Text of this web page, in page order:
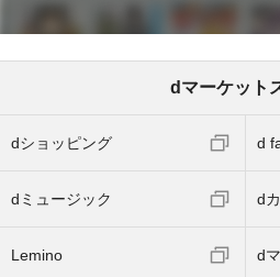
dマーケット
dショッピング d
dミュージック d
Lemino d